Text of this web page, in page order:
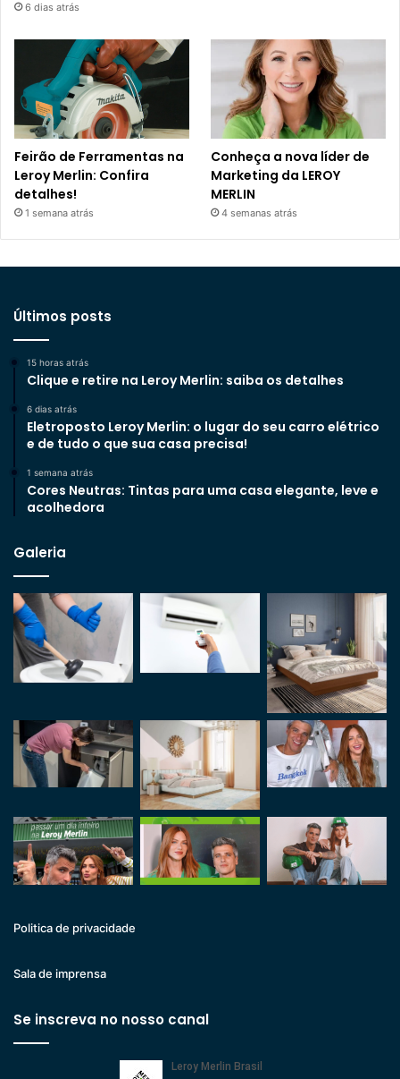
6 dias atrás
Feirão de Ferramentas na
Leroy Merlin: Confira
detalhes!
1 semana atrás
Conheça a nova líder de
Marketing da LEROY
MERLIN
4 semanas atrás
Últimos posts
15 horas atrás
Clique e retire na Leroy Merlin: saiba os detalhes
6 dias atrás
Eletroposto Leroy Merlin: o lugar do seu carro elétrico
e de tudo o que sua casa precisa!
1 semana atrás
Cores Neutras: Tintas para uma casa elegante, leve e
acolhedora
Galeria
Politica de privacidade
Sala de imprensa
Se inscreva no nosso canal